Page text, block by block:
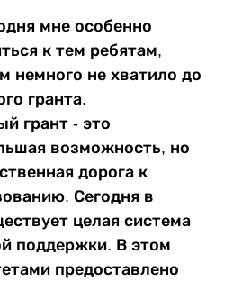
мне особенно
к тем ребятам,
немного не хватило до
гранта.
грант - это
возможность, но
дорога к
Сегодня в
целая система
поддержки. В этом
предоставлено